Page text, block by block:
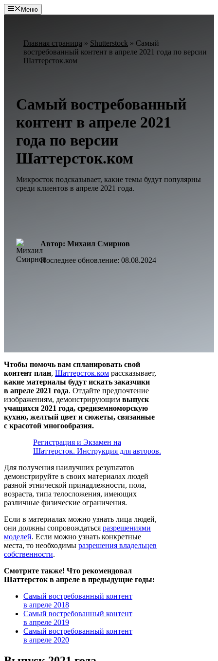
Перейти
к
Меню
Главная страница » Shutterstock » Самый
востребованный контент в апреле 2021 года по версии
Шаттерсток.ком
Самый востребованный
контент в апреле 2021
года по версии
Шаттерсток.ком
Микросток подсказывает, какие темы будут популярны
среди клиентов в апреле 2021 года.
Автор: Михаил Смирнов
Последнее обновление: 08.08.2024
Чтобы помочь вам спланировать свой
контент план, Шаттерсток.ком рассказывает,
какие материалы будут искать заказчики
в апреле 2021 года. Отдайте предпочтение
изображениям, демонстрирующим выпуск
учащихся 2021 года, средиземноморскую
кухню, желтый цвет и сюжеты, связанные
с красотой многообразия.
Регистрация и Экзамен на
Шаттерсток. Инструкция для авторов.
Для получения наилучших результатов
демонстрируйте в своих материалах людей
разной этнической принадлежности, пола,
возраста, типа телосложения, имеющих
различные физические ограничения.
Если в материалах можно узнать лица людей,
они должны сопровождаться разрешениями
моделей. Если можно узнать конкретные
места, то необходимы разрешения владельцев
собственности.
Смотрите также! Что рекомендовал
Шаттерсток в апреле в предыдущие годы:
Самый востребованный контент
в апреле 2018
Самый востребованный контент
в апреле 2019
Самый востребованный контент
в апреле 2020